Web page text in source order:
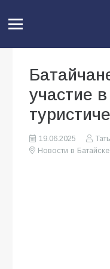
участие
19.06.2025
Новости в Батайске